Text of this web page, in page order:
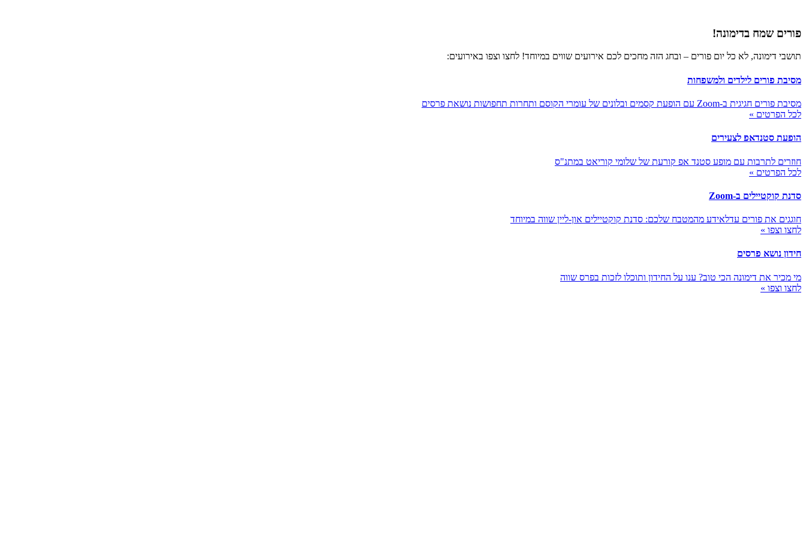
פורים שמח בדימונה!
תושבי דימונה, לא כל יום פורים – ובחג הזה מחכים לכם אירועים שווים במיוחד! לחצו וצפו באירועים:
מסיבת פורים לילדים ולמשפחות
מסיבת פורים חגיגית ב-Zoom עם הופעת קסמים ובלונים של עומרי הקוסם ותחרות תחפושות נושאת פרסים
לכל הפרטים »
הופעת סטנדאפ לצעירים
חוזרים לתרבות עם מופע סטנד אפ קורעת של שלומי קוריאט במתנ"ס
לכל הפרטים »
סדנת קוקטיילים ב-Zoom
חוגגים את פורים עדלאידע מהמטבח שלכם: סדנת קוקטיילים און-ליין שווה במיוחד
לחצו וצפו »
חידון נושא פרסים
מי מכיר את דימונה הכי טוב? ענו על החידון ותוכלו לזכות בפרס שווה
לחצו וצפו »